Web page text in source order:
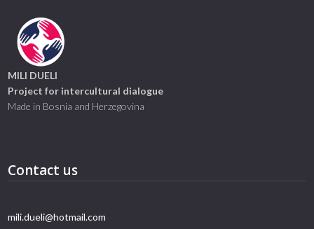
MILI DUELI
Project for intercultural dialogue
Made in Bosnia and Herzegovina
Contact us
mili.dueli@hotmail.com